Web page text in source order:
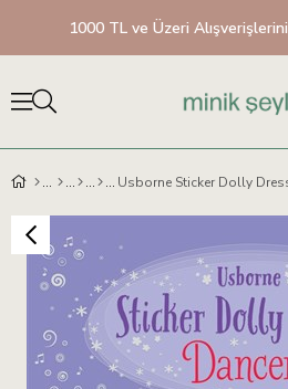
1000 TL ve Üzeri
Usborne Sticker Dolly